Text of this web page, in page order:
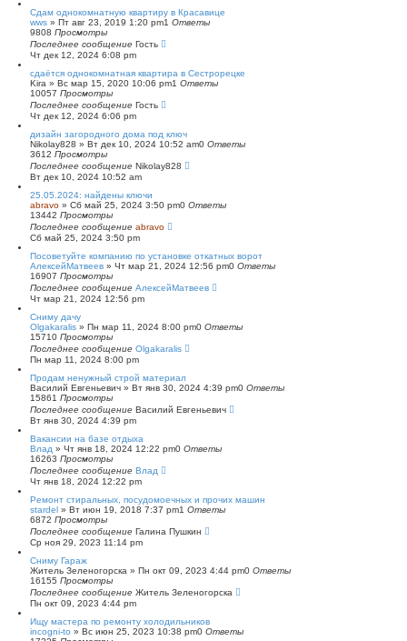
Сдам однокомнатную квартиру в Красавице
wws » Пт авг 23, 2019 1:20 pm1 Ответы
9808 Просмотры
Последнее сообщение Гость
Чт дек 12, 2024 6:08 pm
сдаётся однокомнатная квартира в Сестрорецке
Kira » Вс мар 15, 2020 10:06 pm1 Ответы
10057 Просмотры
Последнее сообщение Гость
Чт дек 12, 2024 6:06 pm
дизайн загородного дома под ключ
Nikolay828 » Вт дек 10, 2024 10:52 am0 Ответы
3612 Просмотры
Последнее сообщение Nikolay828
Вт дек 10, 2024 10:52 am
25.05.2024: найдены ключи
abravo » Сб май 25, 2024 3:50 pm0 Ответы
13442 Просмотры
Последнее сообщение abravo
Сб май 25, 2024 3:50 pm
Посоветуйте компанию по установке откатных ворот
АлексейМатвеев » Чт мар 21, 2024 12:56 pm0 Ответы
16907 Просмотры
Последнее сообщение АлексейМатвеев
Чт мар 21, 2024 12:56 pm
Сниму дачу
Olgakaralis » Пн мар 11, 2024 8:00 pm0 Ответы
15710 Просмотры
Последнее сообщение Olgakaralis
Пн мар 11, 2024 8:00 pm
Продам ненужный строй материал
Василий Евгеньевич » Вт янв 30, 2024 4:39 pm0 Ответы
15861 Просмотры
Последнее сообщение Василий Евгеньевич
Вт янв 30, 2024 4:39 pm
Вакансии на базе отдыха
Влад » Чт янв 18, 2024 12:22 pm0 Ответы
16263 Просмотры
Последнее сообщение Влад
Чт янв 18, 2024 12:22 pm
Ремонт стиральных, посудомоечных и прочих машин
stardel » Вт июн 19, 2018 7:37 pm1 Ответы
6872 Просмотры
Последнее сообщение Галина Пушкин
Ср ноя 29, 2023 11:14 pm
Сниму Гараж
Житель Зеленогорска » Пн окт 09, 2023 4:44 pm0 Ответы
16155 Просмотры
Последнее сообщение Житель Зеленогорска
Пн окт 09, 2023 4:44 pm
Ищу мастера по ремонту холодильников
incogni-to » Вс июн 25, 2023 10:38 pm0 Ответы